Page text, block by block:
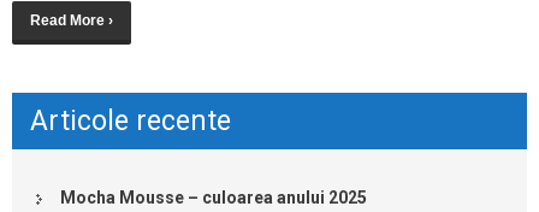
Read More ›
Articole recente
Mocha Mousse – culoarea anului 2025